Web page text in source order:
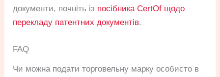
документи, почніть із посібника CertOf щодо
перекладу патентних документів.
FAQ
Чи можна подати торговельну марку особисто в